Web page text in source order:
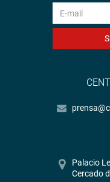
Palacio
Cercado